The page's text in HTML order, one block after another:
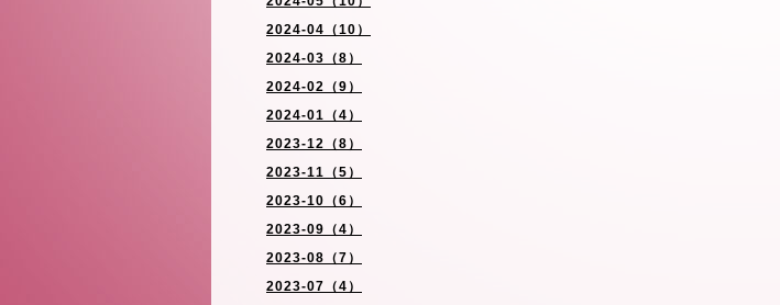
2024-04（10）
2024-03（8）
2024-02（9）
2024-01（4）
2023-12（8）
2023-11（5）
2023-10（6）
2023-09（4）
2023-08（7）
2023-07（4）